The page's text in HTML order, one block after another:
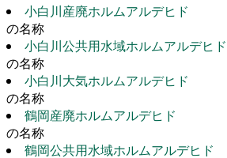
小白川産廃ホルムアルデヒド
の名称
小白川公共用水域ホルムアルデヒド
の名称
小白川大気ホルムアルデヒド
の名称
鶴岡産廃ホルムアルデヒド
の名称
鶴岡公共用水域ホルムアルデヒド